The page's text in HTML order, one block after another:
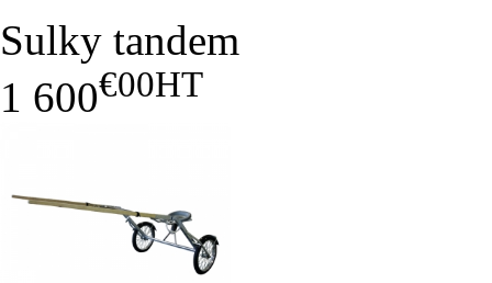
Sulky tandem
1 600€00HT